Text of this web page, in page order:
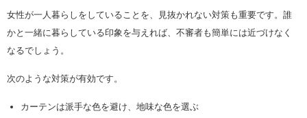
女性が一人暮らしをしていることを、見抜かれない対策も重要です。誰
かと一緒に暮らしている印象を与えれば、不審者も簡単には近づけなく
なるでしょう。
次のような対策が有効です。
カーテンは派手な色を避け、地味な色を選ぶ